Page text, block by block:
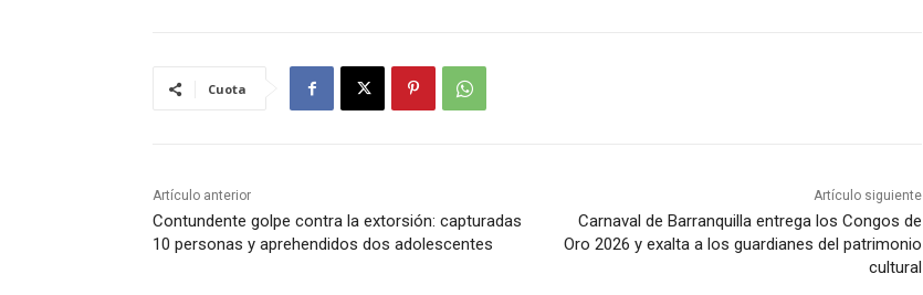
Cuota
Artículo anterior
Contundente golpe contra la extorsión: capturadas
10 personas y aprehendidos dos adolescentes
Artículo siguiente
Carnaval de Barranquilla entrega los Congos de
Oro 2026 y exalta a los guardianes del patrimonio
cultural